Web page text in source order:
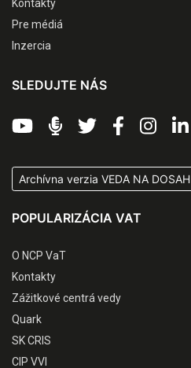
Kontakty
Pre médiá
Inzercia
SLEDUJTE NÁS
Archívna verzia VEDA NA DOSAH
POPULARIZÁCIA VAT
O NCP VaT
Kontakty
Zážitkové centrá vedy
Quark
SK CRIS
CIP VVI